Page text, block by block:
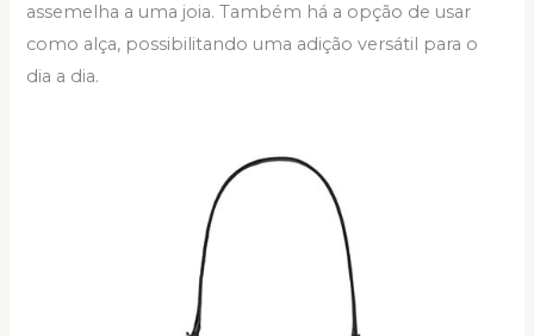
assemelha a uma joia. Também há a opção de usar
como alça, possibilitando uma adição versátil para o
dia a dia.